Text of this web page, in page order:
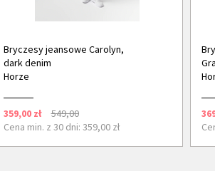
Bryczesy jeansowe Carolyn,
dark denim
Horze
359,00 zł
549,00
Cena min. z 30 dni: 359,00 zł